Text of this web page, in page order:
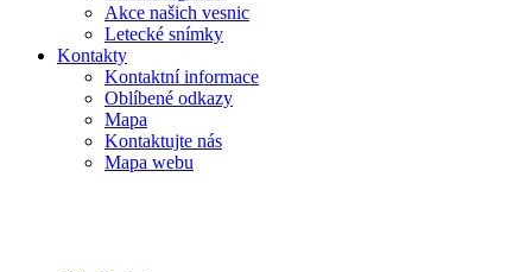
Akce našich vesnic
Letecké snímky
Kontakty
Kontaktní informace
Oblíbené odkazy
Mapa
Kontaktujte nás
Mapa webu